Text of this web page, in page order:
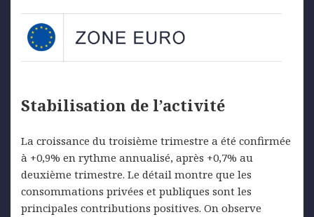
Stabilisation de l’activité
La croissance du troisième trimestre a été confirmée
à +0,9% en rythme annualisé, après +0,7% au
deuxième trimestre. Le détail montre que les
consommations privées et publiques sont les
principales contributions positives. On observe